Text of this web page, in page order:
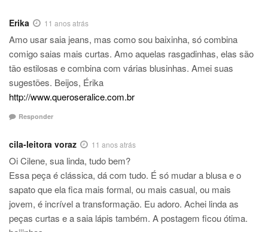
Erika 11 anos atrás
Amo usar saia jeans, mas como sou baixinha, só combina
comigo saias mais curtas. Amo aquelas rasgadinhas, elas são
tão estilosas e combina com várias blusinhas. Amei suas
sugestões. Beijos, Érika
http://www.queroseralice.com.br
Responder
cila-leitora voraz 11 anos atrás
Oi Cilene, sua linda, tudo bem?
Essa peça é clássica, dá com tudo. É só mudar a blusa e o
sapato que ela fica mais formal, ou mais casual, ou mais
jovem, é incrível a transformação. Eu adoro. Achei linda as
peças curtas e a saia lápis também. A postagem ficou ótima.